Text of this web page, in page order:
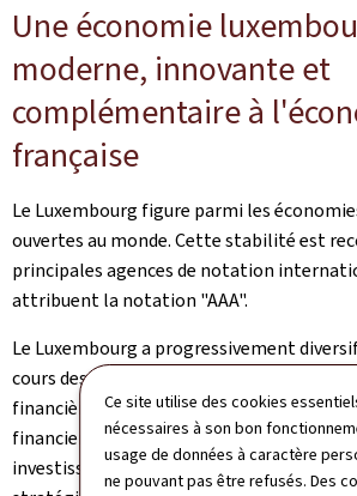
Ce site utilise des cookies
nécessaires à son bon
usage de données à caractère
ne pouvant pas être refusés. Des
Une économie
moderne, innovante et
complémentaire à
française
Le Luxembourg figure parmi les
ouvertes au monde. Cette stabilité est
principales agences de notation
attribuent la notation "AAA".
Le Luxembourg a progressivement
cours des dernières décennies, tout en
financière de premier plan. Il constitue
financiers français une plateforme
investissements transfrontaliers, le